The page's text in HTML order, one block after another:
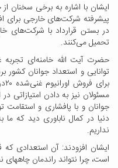
ایشان با اشاره به برخی سخنان از
پیشرفته شرکت‌های خارجی برای
در بستن قرارداد با شرکت‌های
تحمیل می‌کنند.
حضرت آیت الله خامنه‌ای تجربه
توانایی و استعداد جوانان کشور
برای فروش اورانیوم غنی‌شده ۲۰
مسئولان نیز به دادن امتیازاتی
جوانان و با پافشاری و استقامت
دنیا در کمال ناباوری دید که ما
نداریم.
ایشان افزودند: آن استعدادی
است، چرا نتواند راندمان